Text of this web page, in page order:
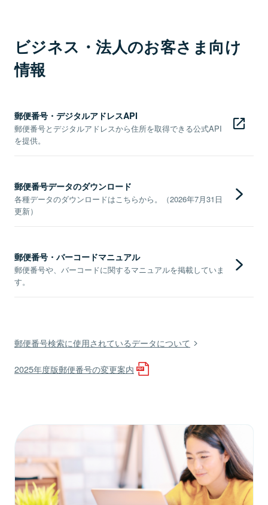
ビジネス・法人のお客さま向け
情報
郵便番号・デジタルアドレスAPI
郵便番号とデジタルアドレスから住所を取得できる公式API
を提供。
郵便番号データのダウンロード
各種データのダウンロードはこちらから。（2026年7月31日
更新）
郵便番号・バーコードマニュアル
郵便番号や、バーコードに関するマニュアルを掲載していま
す。
郵便番号検索に使用されているデータについて
2025年度版郵便番号の変更案内